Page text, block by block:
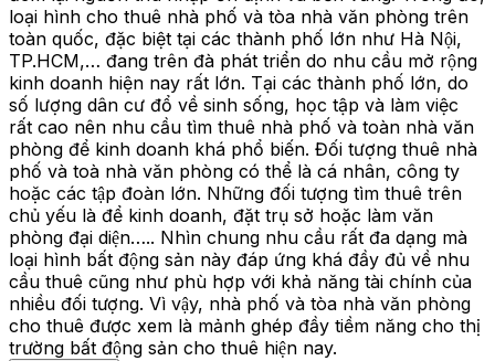
loại hình cho thuê nhà phố và tòa nhà văn phòng trên
toàn quốc, đặc biệt tại các thành phố lớn như Hà Nội,
TP.HCM,… đang trên đà phát triển do nhu cầu mở rộng
kinh doanh hiện nay rất lớn. Tại các thành phố lớn, do
số lượng dân cư đổ về sinh sống, học tập và làm việc
rất cao nên nhu cầu tìm thuê nhà phố và toàn nhà văn
phòng để kinh doanh khá phổ biến. Đối tượng thuê nhà
phố và toà nhà văn phòng có thể là cá nhân, công ty
hoặc các tập đoàn lớn. Những đối tượng tìm thuê trên
chủ yếu là để kinh doanh, đặt trụ sở hoặc làm văn
phòng đại diện….. Nhìn chung nhu cầu rất đa dạng mà
loại hình bất động sản này đáp ứng khá đầy đủ về nhu
cầu thuê cũng như phù hợp với khả năng tài chính của
nhiều đối tượng. Vì vậy, nhà phố và tòa nhà văn phòng
cho thuê được xem là mảnh ghép đầy tiềm năng cho thị
trường bất động sản cho thuê hiện nay.